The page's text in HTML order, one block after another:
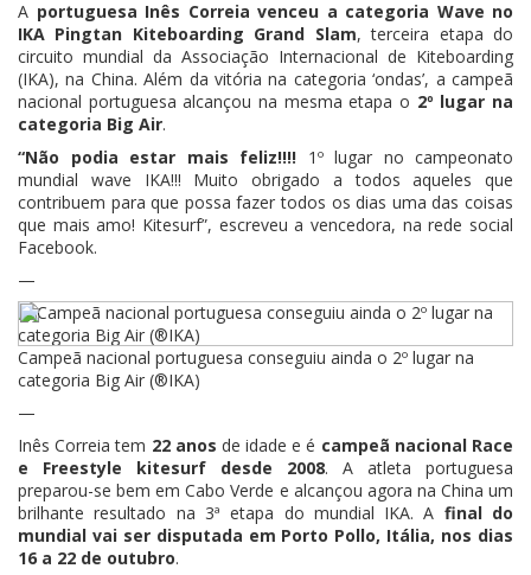
A portuguesa Inês Correia venceu a categoria Wave no
IKA Pingtan Kiteboarding Grand Slam, terceira etapa do
circuito mundial da Associação Internacional de Kiteboarding
(IKA), na China. Além da vitória na categoria ‘ondas’, a campeã
nacional portuguesa alcançou na mesma etapa o 2º lugar na
categoria Big Air.
“Não podia estar mais feliz!!!! 1º lugar no campeonato
mundial wave IKA!!! Muito obrigado a todos aqueles que
contribuem para que possa fazer todos os dias uma das coisas
que mais amo! Kitesurf”, escreveu a vencedora, na rede social
Facebook.
—
Campeã nacional portuguesa conseguiu ainda o 2º lugar na
categoria Big Air (®IKA)
—
Inês Correia tem 22 anos de idade e é campeã nacional Race
e Freestyle kitesurf desde 2008. A atleta portuguesa
preparou-se bem em Cabo Verde e alcançou agora na China um
brilhante resultado na 3ª etapa do mundial IKA. A final do
mundial vai ser disputada em Porto Pollo, Itália, nos dias
16 a 22 de outubro.